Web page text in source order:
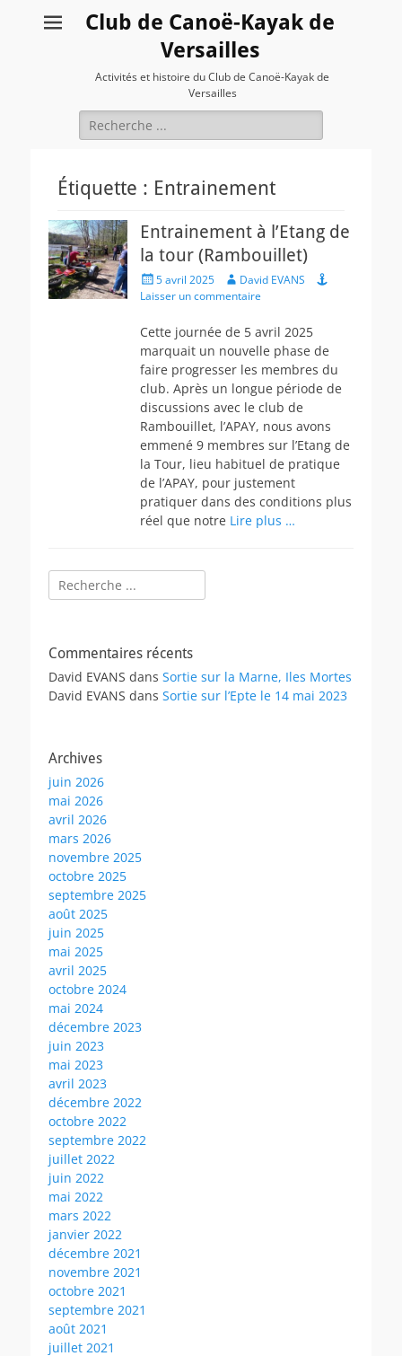
Club de Canoë-Kayak de
Versailles
Activités et histoire du Club de Canoë-Kayak de
Versailles
Rechercher :
Étiquette : Entrainement
Entrainement à l’Etang de
la tour (Rambouillet)
Posted
on
5 avril 2025 AuthorDavid EVANS
Laisser un commentaire
Cette journée de 5 avril 2025
marquait un nouvelle phase de
faire progresser les membres du
club. Après un longue période de
discussions avec le club de
Rambouillet, l’APAY, nous avons
emmené 9 membres sur l’Etang de
la Tour, lieu habituel de pratique
de l’APAY, pour justement
pratiquer dans des conditions plus
réel que notre Lire plus …
Rechercher :
Commentaires récents
David EVANS dans Sortie sur la Marne, Iles Mortes
David EVANS dans Sortie sur l’Epte le 14 mai 2023
Archives
juin 2026
mai 2026
avril 2026
mars 2026
novembre 2025
octobre 2025
septembre 2025
août 2025
juin 2025
mai 2025
avril 2025
octobre 2024
mai 2024
décembre 2023
juin 2023
mai 2023
avril 2023
décembre 2022
octobre 2022
septembre 2022
juillet 2022
juin 2022
mai 2022
mars 2022
janvier 2022
décembre 2021
novembre 2021
octobre 2021
septembre 2021
août 2021
juillet 2021